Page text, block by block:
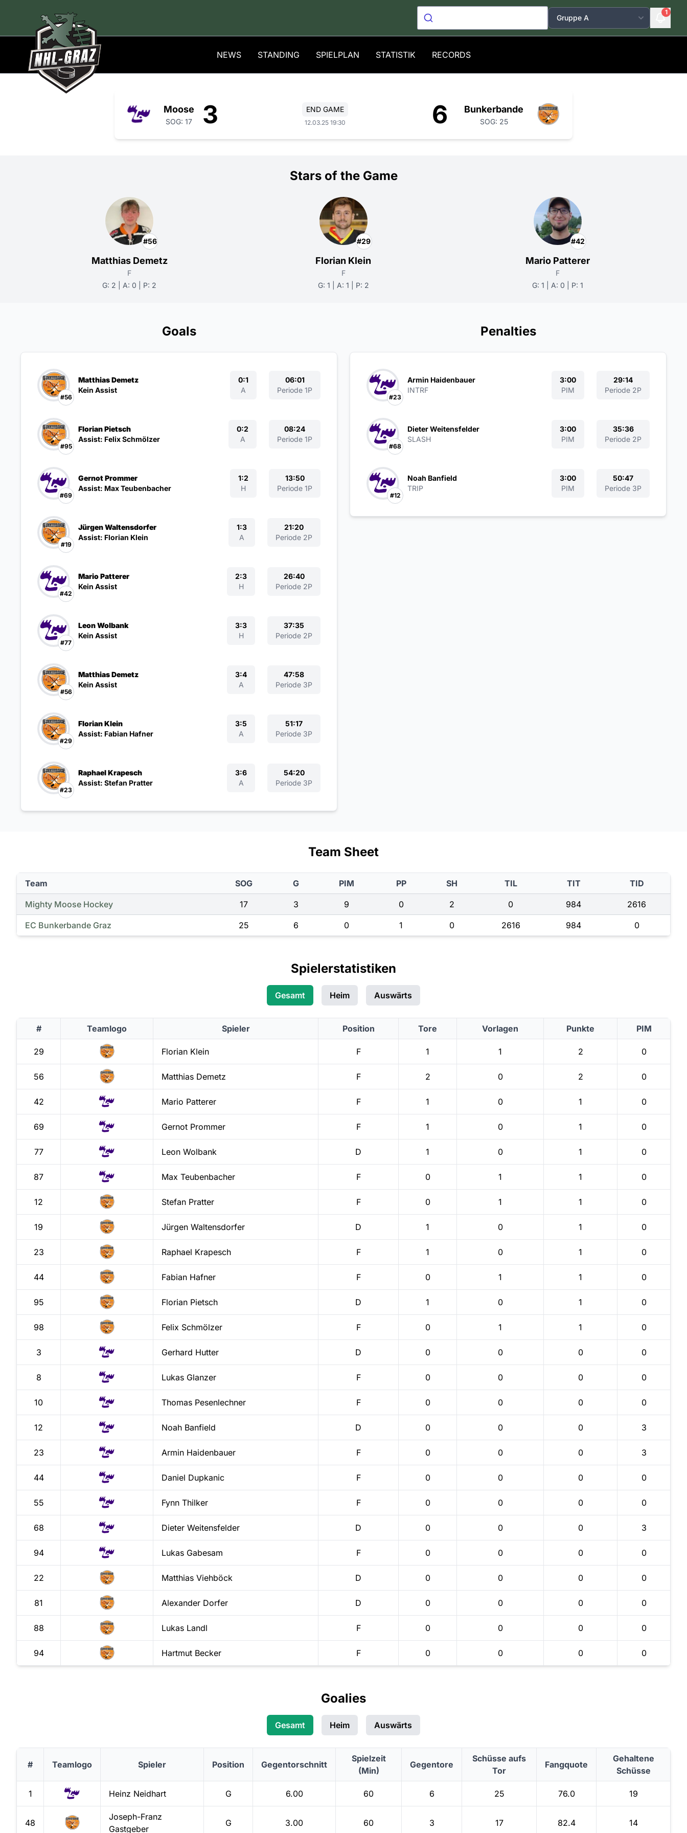
1
NEWS STANDING SPIELPLAN STATISTIK RECORDS
Moose
SOG: 17 3 END GAME
12.03.25 19:30 6 Bunkerbande
SOG: 25
Stars of the Game
#56
Matthias Demetz
F
G: 2 | A: 0 | P: 2
#29
Florian Klein
F
G: 1 | A: 1 | P: 2
#42
Mario Patterer
F
G: 1 | A: 0 | P: 1
Goals
#56
Matthias Demetz
Kein Assist
0:1
A
06:01
Periode 1P
#95
Florian Pietsch
Assist: Felix Schmölzer
0:2
A
08:24
Periode 1P
#69
Gernot Prommer
Assist: Max Teubenbacher
1:2
H
13:50
Periode 1P
#19
Jürgen Waltensdorfer
Assist: Florian Klein
1:3
A
21:20
Periode 2P
#42
Mario Patterer
Kein Assist
2:3
H
26:40
Periode 2P
#77
Leon Wolbank
Kein Assist
3:3
H
37:35
Periode 2P
#56
Matthias Demetz
Kein Assist
3:4
A
47:58
Periode 3P
#29
Florian Klein
Assist: Fabian Hafner
3:5
A
51:17
Periode 3P
#23
Raphael Krapesch
Assist: Stefan Pratter
3:6
A
54:20
Periode 3P
Penalties
#23
Armin Haidenbauer
INTRF
3:00
PIM
29:14
Periode 2P
#68
Dieter Weitensfelder
SLASH
3:00
PIM
35:36
Periode 2P
#12
Noah Banfield
TRIP
3:00
PIM
50:47
Periode 3P
Team Sheet
Team SOG G PIM PP SH TIL TIT TID
Mighty Moose Hockey 17 3 9 0 2 0 984 2616
EC Bunkerbande Graz 25 6 0 1 0 2616 984 0
Spielerstatistiken
Gesamt Heim Auswärts
# Teamlogo Spieler Position Tore Vorlagen Punkte PIM
29 Florian Klein F 1 1 2 0
56 Matthias Demetz F 2 0 2 0
42 Mario Patterer F 1 0 1 0
69 Gernot Prommer F 1 0 1 0
77 Leon Wolbank D 1 0 1 0
87 Max Teubenbacher F 0 1 1 0
12 Stefan Pratter F 0 1 1 0
19 Jürgen Waltensdorfer D 1 0 1 0
23 Raphael Krapesch F 1 0 1 0
44 Fabian Hafner F 0 1 1 0
95 Florian Pietsch D 1 0 1 0
98 Felix Schmölzer F 0 1 1 0
3 Gerhard Hutter D 0 0 0 0
8 Lukas Glanzer F 0 0 0 0
10 Thomas Pesenlechner F 0 0 0 0
12 Noah Banfield D 0 0 0 3
23 Armin Haidenbauer F 0 0 0 3
44 Daniel Dupkanic F 0 0 0 0
55 Fynn Thilker F 0 0 0 0
68 Dieter Weitensfelder D 0 0 0 3
94 Lukas Gabesam F 0 0 0 0
22 Matthias Viehböck D 0 0 0 0
81 Alexander Dorfer D 0 0 0 0
88 Lukas Landl F 0 0 0 0
94 Hartmut Becker F 0 0 0 0
Goalies
Gesamt Heim Auswärts
# Teamlogo Spieler Position Gegentorschnitt
Spielzeit
(Min)
Gegentore
Schüsse aufs
Tor
Fangquote
Gehaltene
Schüsse
1 Heinz Neidhart G 6.00 60 6 25 76.0 19
48
Joseph-Franz
Gastgeber
G 3.00 60 3 17 82.4 14